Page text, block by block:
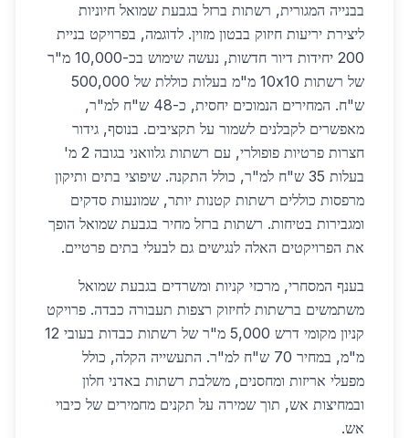
בבנייה המגורית, רשתות ברזל בגבעת שמואל חיוניות
ליצירת יריעות חיזוק בבטון מזוין. לדוגמה, בפרויקט בניית
200 יחידות דיור חדשות, נעשה שימוש בכ-10,000 מ"ר
של רשתות 10x10 מ"מ בעלות כוללת של 500,000
ש"ח. המחירים הנמוכים יחסית, כ-48 ש"ח למ"ר,
מאפשרים לקבלנים לשמור על תקציבים. בנוסף, גידור
חצרות פרטיות פופולרי, עם רשתות גלוואני בגובה 2 מ'
בעלות 35 ש"ח למ"ר, כולל התקנה. שיפוצי בתים ותיקון
מרפסות כוללים רשתות קטנות יותר, שמונעות סדקים
ומגבירות בטיחות. רשתות ברזל מחיר בגבעת שמואל הופך
את הפרויקטים האלה לנגישים גם לבעלי בתים פרטיים.
בענף המסחרי, מרכזי קניות ומשרדים בגבעת שמואל
משתמשים ברשתות לחיזוק רצפות תעבורה כבדה. פרויקט
קניון מקומי דרש 5,000 מ"ר של רשתות כבדות בעובי 12
מ"מ, במחיר 70 ש"ח למ"ר. התעשייה הקלה, כולל
מפעלי אריזות ומחסנים, משלבת רשתות באדני חלון
ובמחיצות אש, תוך שמירה על תקנים מחמירים של כיבוי
אש.